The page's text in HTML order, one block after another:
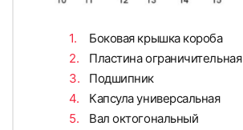
Боковая крышка короба
Пластина ограничительная
Подшипник
Капсула универсальная
Вал октогональный